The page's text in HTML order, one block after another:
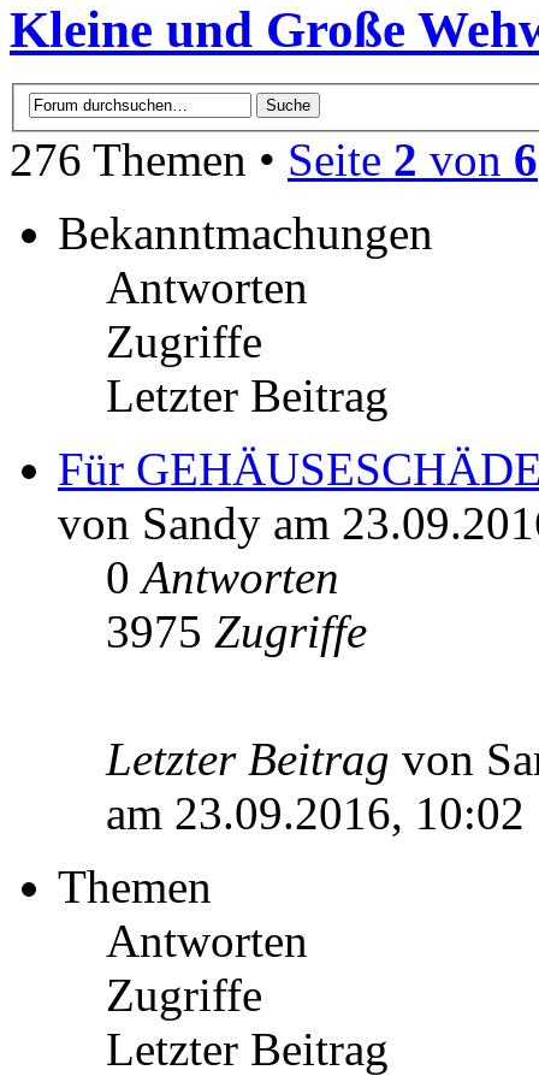
Kleine und Große
276 Themen • Seite 2 von 6
Bekanntmachungen
Antworten
Zugriffe
Letzter Beitrag
Für
von Sandy am
0Antworten
3975 Zugriffe
Letzter Beitrag von
am 23.09.2016, 10:02
Themen
Antworten
Zugriffe
Letzter Beitrag